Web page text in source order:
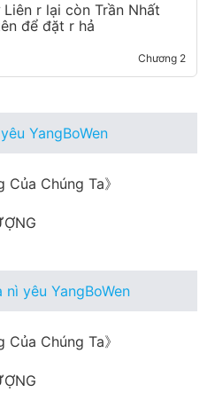
r lại còn Trần Nhất
để đặt r hả
Chương 2
YangBoWen
Của Chúng Ta》
nì yêu YangBoWen
Của Chúng Ta》